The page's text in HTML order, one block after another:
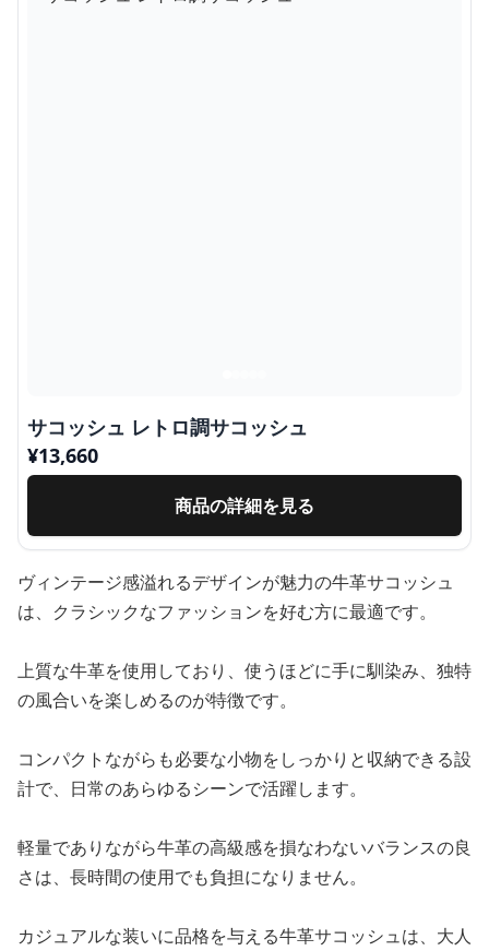
サコッシュ レトロ調サコッシュ
¥13,660
商品の詳細を見る
ヴィンテージ感溢れるデザインが魅力の牛革サコッシュ
は、クラシックなファッションを好む方に最適です。
上質な牛革を使用しており、使うほどに手に馴染み、独特
の風合いを楽しめるのが特徴です。
コンパクトながらも必要な小物をしっかりと収納できる設
計で、日常のあらゆるシーンで活躍します。
軽量でありながら牛革の高級感を損なわないバランスの良
さは、長時間の使用でも負担になりません。
カジュアルな装いに品格を与える牛革サコッシュは、大人